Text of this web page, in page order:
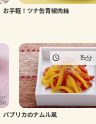
お手軽！ツナ缶青椒肉絲
パプリカのナムル風
15分